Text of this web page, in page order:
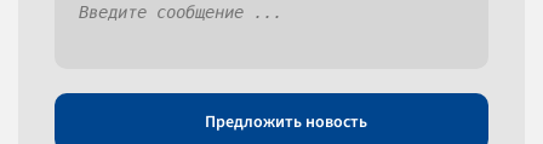
Предложить новость